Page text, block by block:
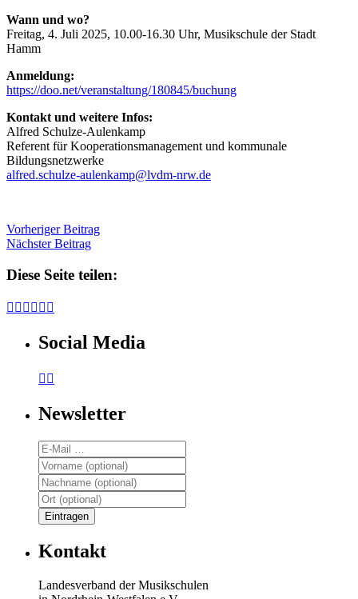
Wann und wo?
Freitag, 4. Juli 2025, 10.00-16.30 Uhr, Musikschule der Stadt
Hamm
Anmeldung:
https://doo.net/veranstaltung/180845/buchung
Kontakt und weitere Infos:
Alfred Schulze-Aulenkamp
Referent für Kooperationsmanagement und kommunale
Bildungsnetzwerke
alfred.schulze-aulenkamp@lvdm-nrw.de
Vorheriger Beitrag
Nächster Beitrag
Diese Seite teilen:
     
Social Media
 
Newsletter
Kontakt
Landesverband der Musikschulen